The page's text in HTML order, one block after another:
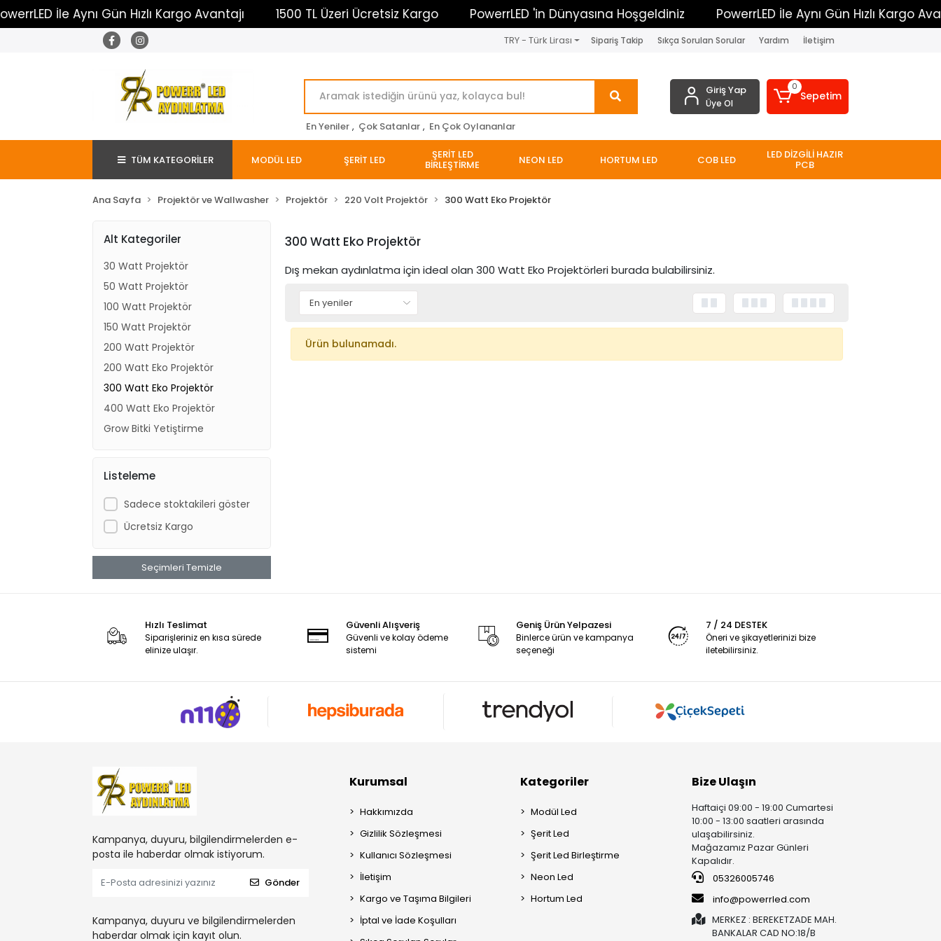
İle Aynı Gün Hızlı Kargo Avantajı 1500 TL Üzeri Ücretsiz Kargo PowerrLED 'in Dünyasına Hoşgeldiniz PowerrLED İle Aynı Gün Hızlı Kargo
TRY - Türk Lirası Sipariş Takip Sıkça Sorulan Sorular Yardım İletişim
En Yeniler , Çok Satanlar , En Çok Oylananlar
Giriş Yap
Üye Ol
0
Sepetim
TÜM KATEGORİLER MODÜL LED ŞERİT LED ŞERİT LED
BİRLEŞTİRME NEON LED HORTUM LED COB LED LED DİZGİLİ HAZIR
PCB
Ana Sayfa Projektör ve Wallwasher Projektör 220 Volt Projektör 300 Watt Eko Projektör
Alt Kategoriler
30 Watt Projektör
50 Watt Projektör
100 Watt Projektör
150 Watt Projektör
200 Watt Projektör
200 Watt Eko Projektör
300 Watt Eko Projektör
400 Watt Eko Projektör
Grow Bitki Yetiştirme
Listeleme
Sadece stoktakileri göster
Ücretsiz Kargo
Seçimleri Temizle
300 Watt Eko Projektör
Dış mekan aydınlatma için ideal olan 300 Watt Eko Projektörleri burada bulabilirsiniz.
Ürün bulunamadı.
Hızlı Teslimat
Siparişleriniz en kısa sürede
elinize ulaşır.
Güvenli Alışveriş
Güvenli ve kolay ödeme
sistemi
Geniş Ürün Yelpazesi
Binlerce ürün ve kampanya
seçeneği
7 / 24 DESTEK
Öneri ve şikayetlerinizi bize
iletebilirsiniz.
Kampanya, duyuru, bilgilendirmelerden e-
posta ile haberdar olmak istiyorum.
Gönder
Kampanya, duyuru ve bilgilendirmelerden
haberdar olmak için kayıt olun.
Kurumsal
Hakkımızda
Gizlilik Sözleşmesi
Kullanıcı Sözleşmesi
İletişim
Kargo ve Taşıma Bilgileri
İptal ve İade Koşulları
Kategoriler
Modül Led
Şerit Led
Şerit Led Birleştirme
Neon Led
Hortum Led
Bize Ulaşın
Haftaiçi 09:00 - 19:00 Cumartesi
10:00 - 13:00 saatleri arasında
ulaşabilirsiniz.
Mağazamız Pazar Günleri
Kapalıdır.
05326005746
info@powerrled.com
MERKEZ : BEREKETZADE MAH.
BANKALAR CAD NO:18/B